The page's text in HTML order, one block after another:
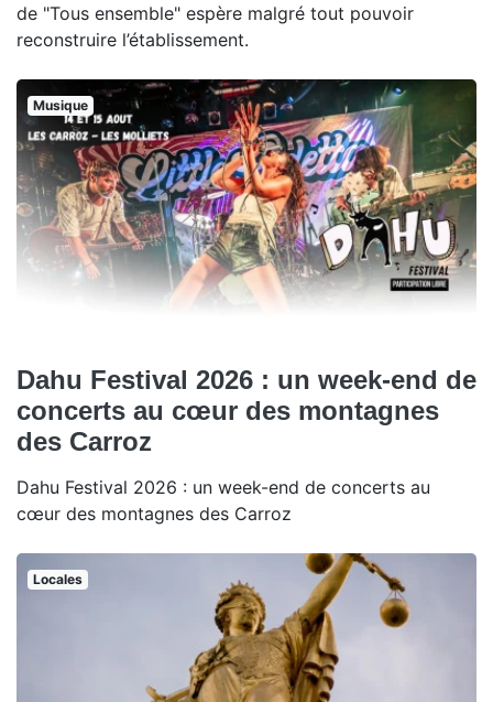
de "Tous ensemble" espère malgré tout pouvoir
reconstruire l’établissement.
Musique
Dahu Festival 2026 : un week-end de
concerts au cœur des montagnes
des Carroz
Dahu Festival 2026 : un week-end de concerts au
cœur des montagnes des Carroz
Locales